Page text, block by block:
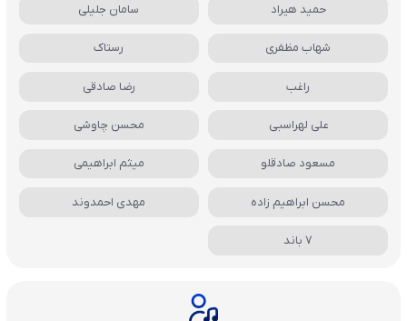
حمید هیراد سامان جلیلی
شهاب مظفری رستاک
راغب رضا صادقی
علی لهراسبی محسن چاوشی
مسعود صادقلو میثم ابراهیمی
محسن ابراهیم زاده مهدی احمدوند
7 باند